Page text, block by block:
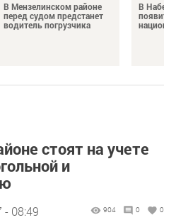
В Мензелинском районе
перед судом предстанет
водитель погрузчика
В
стоят на учете
и
- 08:49 904 0 0